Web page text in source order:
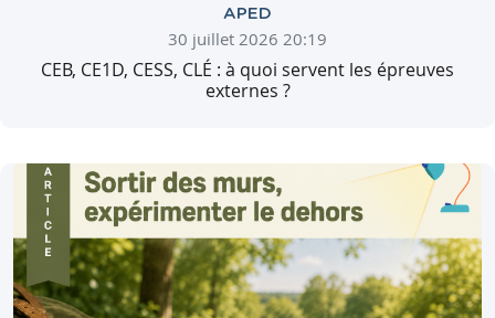
APED
30 juillet 2026 20:19
CEB, CE1D, CESS, CLÉ : à quoi servent les épreuves
externes ?